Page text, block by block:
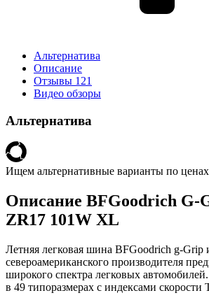
Альтернатива
Описание
Отзывы 121
Видео обзоры
Альтернатива
Ищем альтернативные варианты по ценах
Описание BFGoodrich G-
ZR17 101W XL
Летняя легковая шина BFGoodrich g-Grip
североамериканского производителя
широкого спектра легковых
в 49 типоразмерах с индексами скорости